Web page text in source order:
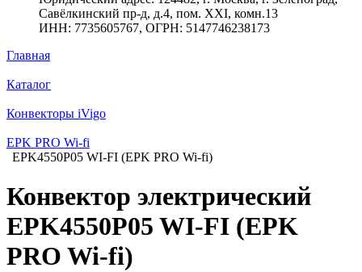
Савёлкинский пр-д, д.4, пом. XXI, комн.13
ИНН: 7735605767, ОГРН: 5147746238173
Главная
Каталог
Конвекторы iVigo
EPK PRO Wi-fi
EPK4550P05 WI-FI (EPK PRO Wi-fi)
Конвектор электрический
EPK4550P05 WI-FI (EPK
PRO Wi-fi)